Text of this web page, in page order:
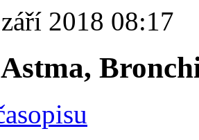
2018 08:17